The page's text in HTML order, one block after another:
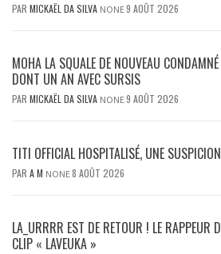
PAR MICKAËL DA SILVA NONE9 AOÛT 2026
MOHA LA SQUALE DE NOUVEAU
DONT UN AN AVEC SURSIS
PAR MICKAËL DA SILVA NONE9 AOÛT 2026
TITI OFFICIAL HOSPITALISÉ, UNE SUSPICION
PAR A M NONE8 AOÛT 2026
LA_URRRR EST DE RETOUR ! LE RAPPEUR
CLIP « LAVEUKA »